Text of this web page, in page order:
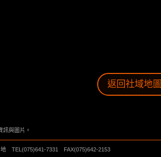
返回社域地圖
訊與圖片。
地 TEL(075)641-7331 FAX(075)642-2153